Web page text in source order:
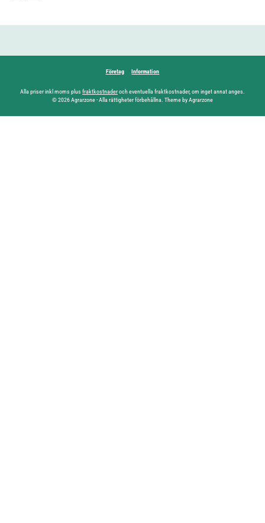
Företag Information
Alla priser inkl moms plus fraktkostnaderoch eventuella fraktkostnader, om inget annat anges.
© 2026 Agrarzone - Alla rättigheter förbehållna. Theme by Agrarzone